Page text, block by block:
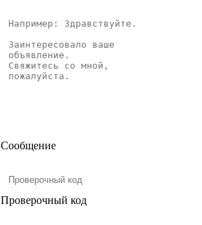
Сообщение
Проверочный код